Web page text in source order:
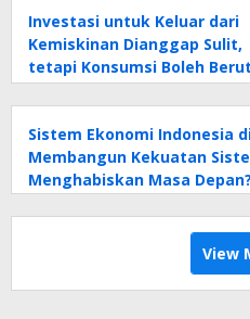
Investasi untuk Keluar dari
Kemiskinan Dianggap Sulit,
tetapi Konsumsi Boleh
Finansial!
Sistem Ekonomi Indonesia
Membangun Kekuatan
Menghabiskan Masa Depan?
View